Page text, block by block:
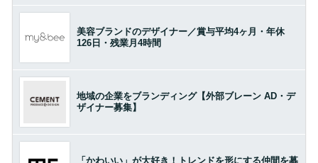
美容ブランドのデザイナー／賞与平均4ヶ月・年休
126日・残業月4時間
地域の企業をブランディング【外部ブレーン AD・デ
ザイナー募集】
「かわいい」が大好き！トレンドを形にする仲間を募